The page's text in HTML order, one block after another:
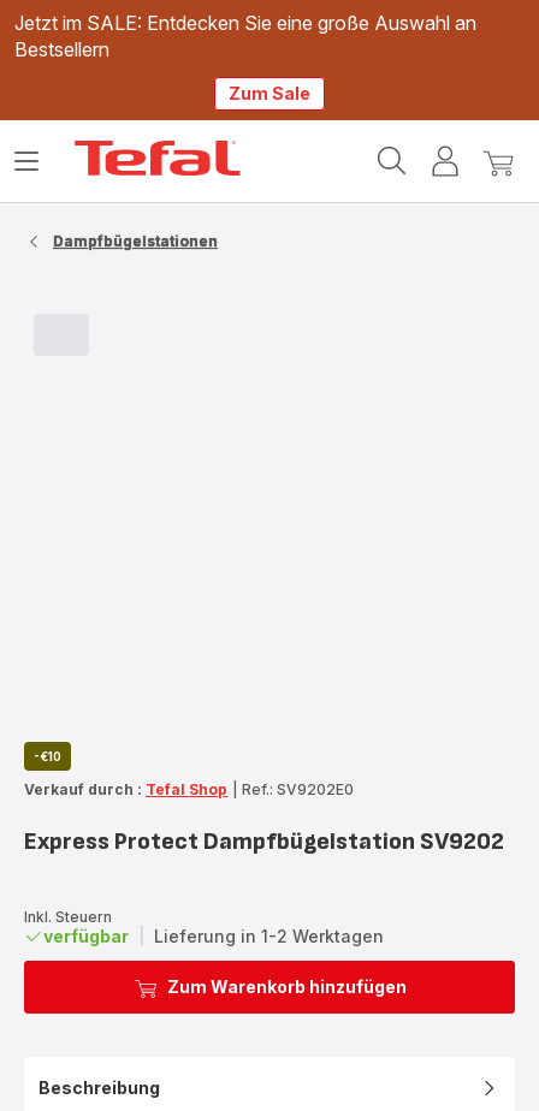
Jetzt im SALE: Entdecken Sie eine große Auswahl an
Bestsellern
Zum Sale
Mein
Mein
Das
Dampfbügelstationen
-€10
Verkauf durch : Tefal Shop Ref.: SV9202E0
Express Protect Dampfbügelstation SV9202
Inkl. Steuern
verfügbar Lieferung in 1-2 Werktagen
Zum Warenkorb hinzufügen
Beschreibung